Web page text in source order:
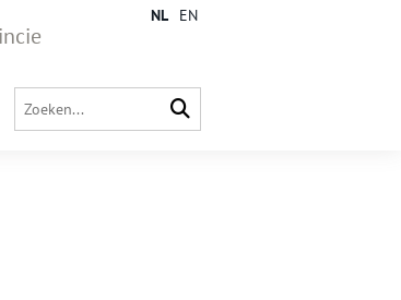
NL EN